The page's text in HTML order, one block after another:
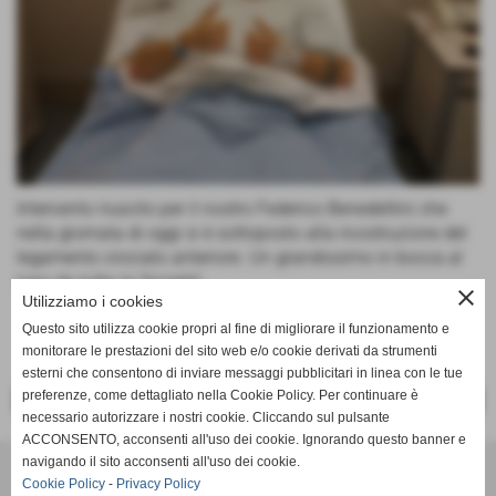
Intervento riuscito per il nostro Federico Benedettini che
nella giornata di oggi si è sottoposto alla ricostruzione del
legamento crociato anteriore. Un grandissimo in bocca al
lupo da tutta la Società!
<< PRECEDENTE SUCCESSIVO >>
SSDaRL MEZZOLARA
Piazzale della Gioventù, 8 - 40054 - Budrio (Bologna) - Tel. 051
close
Utilizziamo i cookies
Questo sito utilizza cookie propri al fine di migliorare il funzionamento e
monitorare le prestazioni del sito web e/o cookie derivati da strumenti
esterni che consentono di inviare messaggi pubblicitari in linea con le tue
preferenze, come dettagliato nella Cookie Policy. Per continuare è
necessario autorizzare i nostri cookie. Cliccando sul pulsante
ACCONSENTO, acconsenti all'uso dei cookie. Ignorando questo banner e
navigando il sito acconsenti all'uso dei cookie.
Cookie Policy - Privacy Policy